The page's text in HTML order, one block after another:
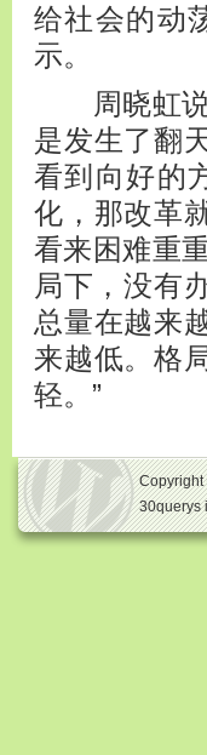
给社会的动
示。
周晓虹说
是发生了翻
看到向好的
化，那改革
看来困难重
局下，没有
总量在越来
来越低。格
轻。”
30querys